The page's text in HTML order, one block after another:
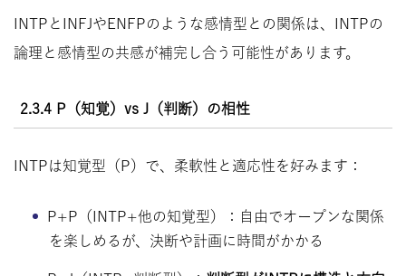
INTPとINFJやENFPのような感情型との関係は、INTPの
論理と感情型の共感が補完し合う可能性があります。
2.3.4 P（知覚）vs J（判断）の相性
INTPは知覚型（P）で、柔軟性と適応性を好みます：
P+P（INTP+他の知覚型）：自由でオープンな関係
を楽しめるが、決断や計画に時間がかかる